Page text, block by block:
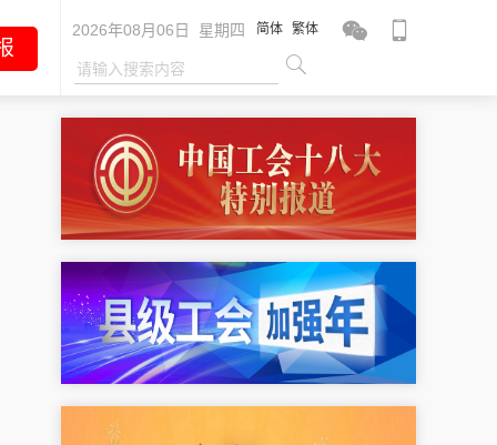
2026年08月06日 星期四 简体 繁体